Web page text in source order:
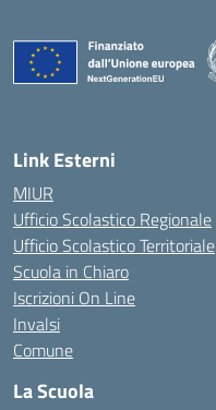
Link Esterni
MIUR
Ufficio Scolastico Regionale
Ufficio Scolastico Territoriale
Scuola in Chiaro
Iscrizioni On Line
Invalsi
Comune
La Scuola